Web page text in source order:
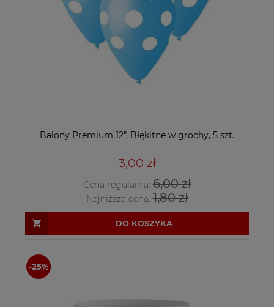
Balony Premium 12", Błękitne w grochy, 5 szt.
3,00 zł
Cena regularna:6,00 zł
Najniższa cena:1,80 zł
DO KOSZYKA